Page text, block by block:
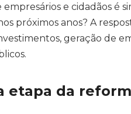
e cidadãos é
próximos anos? A
geração de
etapa da